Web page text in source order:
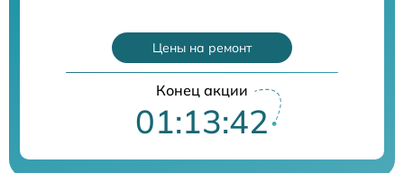
Цены на ремонт
Конец акции
01:13:41